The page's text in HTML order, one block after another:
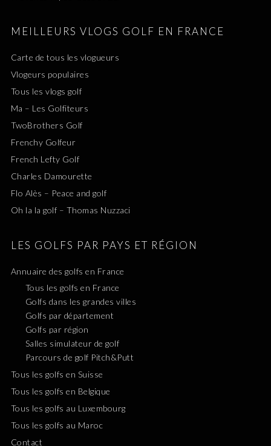
MEILLEURS VLOGS GOLF EN FRANCE
Carte de tous les vlogueurs
Vlogeurs populaires
Tous les vlogs golf
Ma – Les Golfiteurs
TwoBrothers Golf
Frenchy Golfeur
French Lefty Golf
Charles Damourette
Flo Alès – Peace and golf
Oh la la golf – Thomas Nuzzaci
LES GOLFS PAR PAYS ET RÉGION
Annuaire des golfs en France
Tous les golfs en France
Golfs dans les grandes villes
Golfs par département
Golfs par région
Salles simulateur de golf
Parcours de golf Pitch&Putt
Tous les golfs en Suisse
Tous les golfs en Belgique
Tous les golfs au Luxembourg
Tous les golfs au Maroc
Contact